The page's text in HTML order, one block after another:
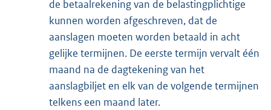
de betaalrekening van de belastingplichtige
kunnen worden afgeschreven, dat de
aanslagen moeten worden betaald in acht
gelijke termijnen. De eerste termijn vervalt één
maand na de dagtekening van het
aanslagbiljet en elk van de volgende termijnen
telkens een maand later.